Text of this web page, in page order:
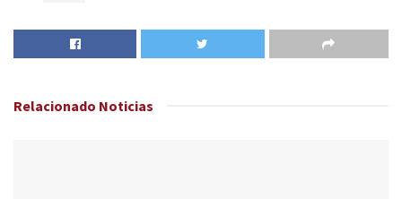
Relacionado Noticias